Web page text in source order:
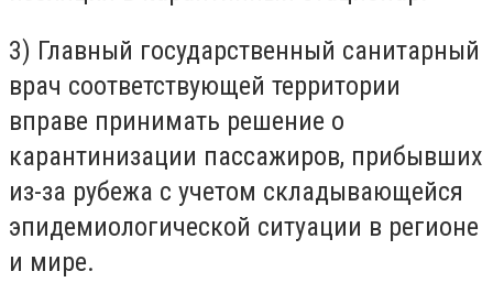
3) Главный государственный санитарный
врач соответствующей территории
вправе принимать решение о
карантинизации пассажиров, прибывших
из-за рубежа с учетом складывающейся
эпидемиологической ситуации в регионе
и мире.